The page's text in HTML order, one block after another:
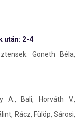
után: 2-4
Goneth Béla,
A., Bali, Horváth V.,
Rácz, Fülöp, Sárosi,